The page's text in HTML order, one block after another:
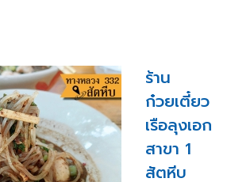
ร้าน
ก๋วยเตี๋ยว
เรือลุงเอก
สาขา 1
สัตหีบ